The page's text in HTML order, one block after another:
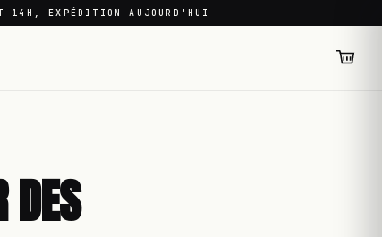
14H, EXPÉDITION AUJOURD'HUI
DES